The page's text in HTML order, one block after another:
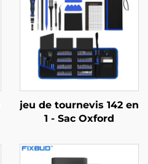
jeu de tournevis 142 en
1 - Sac Oxford